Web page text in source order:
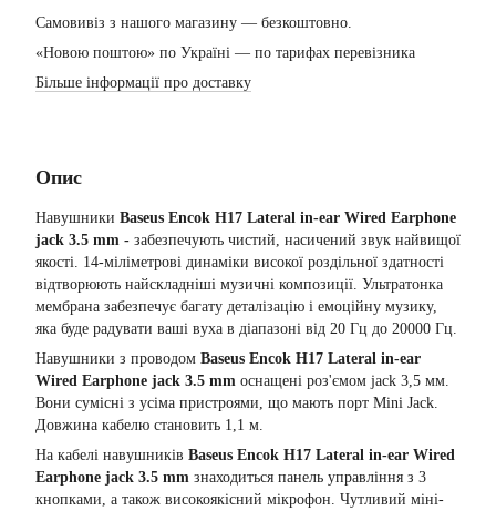
Самовивіз з нашого магазину — безкоштовно.
«Новою поштою» по Україні — по тарифах перевізника
Більше інформації про доставку
Опис
Навушники Baseus Encok H17 Lateral in-ear Wired Earphone
jack 3.5 mm - забезпечують чистий, насичений звук найвищої
якості. 14-міліметрові динаміки високої роздільної здатності
відтворюють найскладніші музичні композиції. Ультратонка
мембрана забезпечує багату деталізацію і емоційну музику,
яка буде радувати ваші вуха в діапазоні від 20 Гц до 20000 Гц.
Навушники з проводом Baseus Encok H17 Lateral in-ear
Wired Earphone jack 3.5 mm оснащені роз'ємом jack 3,5 мм.
Вони сумісні з усіма пристроями, що мають порт Mini Jack.
Довжина кабелю становить 1,1 м.
На кабелі навушників Baseus Encok H17 Lateral in-ear Wired
Earphone jack 3.5 mm знаходиться панель управління з 3
кнопками, а також високоякісний мікрофон. Чутливий міні-